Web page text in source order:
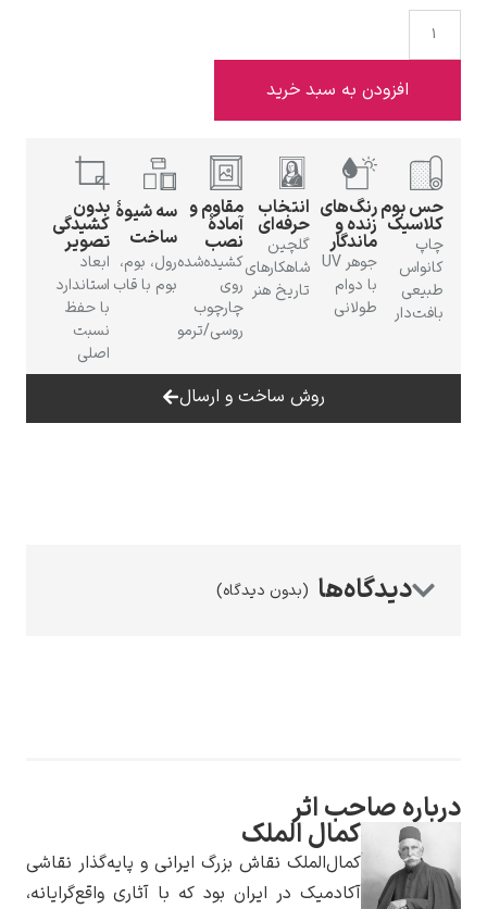
ادوارد هاپر
پیر آگوست رنوآر
افزودن به سبد خرید
حس بوم
کلاسیک
چاپ
کانواس
طبیعی
بافت‌دار
رنگ‌های
زنده و
ماندگار
جوهر UV
با دوام
طولانی
انتخاب
حرفه‌ای
گلچین
شاهکارهای
تاریخ هنر
مقاوم و
آمادهٔ
نصب
کشیده‌شده
روی
چارچوب
روسی/ترمو
سه شیوهٔ
ساخت
رول، بوم،
بوم با قاب
بدون
کشیدگی
تصویر
ابعاد
استاندارد
با حفظ
نسبت
اصلی
روش ساخت و ارسال
(بدون دیدگاه)
درباره صاحب اثر
کمال الملک
کمال‌الملک نقاش بزرگ ایرانی و پایه‌گذار نقاشی
آکادمیک در ایران بود که با آثاری واقع‌گرایانه،